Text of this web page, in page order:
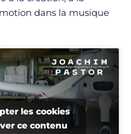
dans la musique
les cookies
ce contenu